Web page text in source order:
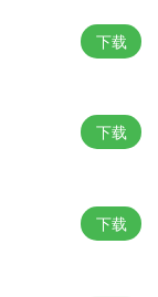
下载
下载
下载